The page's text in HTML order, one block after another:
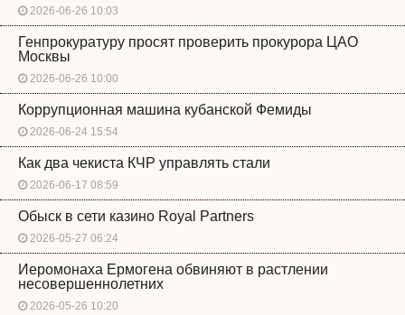
2026-06-26 10:03
Генпрокуратуру просят проверить прокурора ЦАО
Москвы
2026-06-26 10:00
Коррупционная машина кубанской Фемиды
2026-06-24 15:54
Как два чекиста КЧР управлять стали
2026-06-17 08:59
Обыск в сети казино Royal Partners
2026-05-27 06:24
Иеромонаха Ермогена обвиняют в растлении
несовершеннолетних
2026-05-26 10:20